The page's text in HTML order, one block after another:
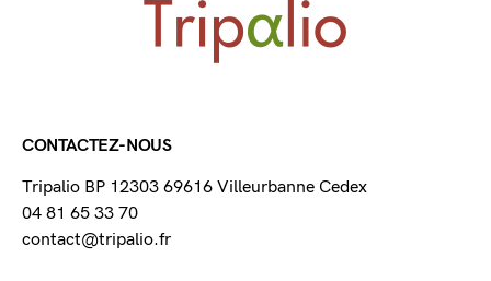
CONTACTEZ-NOUS
Tripalio BP 12303 69616 Villeurbanne Cedex
04 81 65 33 70
contact@tripalio.fr